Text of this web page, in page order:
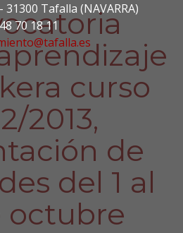
Tafalla (NAVARRA)
70 18 11
curso
2013,
de
del 1 al
octubre